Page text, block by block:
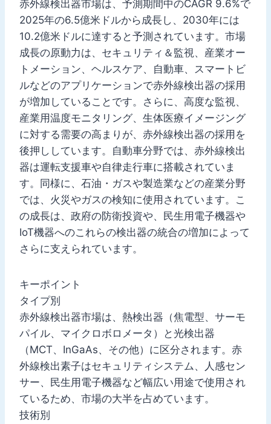
赤外線検出器市場は、予測期間中のCAGR 9.6%で
2025年の6.5億米ドルから成長し、2030年には
10.2億米ドルに達すると予測されています。市場
成長の原動力は、セキュリティ＆監視、産業オー
トメーション、ヘルスケア、自動車、スマートビ
ルなどのアプリケーションで赤外線検出器の採用
が増加していることです。さらに、高度な監視、
産業用温度モニタリング、生体医療イメージング
に対する需要の高まりが、赤外線検出器の採用を
後押ししています。自動車分野では、赤外線検出
器は運転支援車や自律走行車に搭載されていま
す。同様に、石油・ガスや製造業などの産業分野
では、火災やガスの検知に使用されています。こ
の成長は、政府の防衛投資や、民生用電子機器や
IoT機器へのこれらの検出器の統合の増加によって
さらに支えられています。
キーポイント
タイプ別
赤外線検出器市場は、熱検出器（焦電型、サーモ
パイル、マイクロボロメータ）と光検出器
（MCT、InGaAs、その他）に区分されます。赤
外線検出素子はセキュリティシステム、人感セン
サー、民生用電子機器など幅広い用途で使用され
ているため、市場の大半を占めています。
技術別